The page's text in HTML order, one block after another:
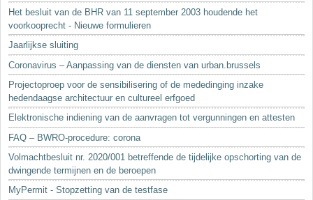
Het besluit van de BHR van 11 september 2003 houdende het
voorkooprecht - Nieuwe formulieren
Jaarlijkse sluiting
Coronavirus – Aanpassing van de diensten van urban.brussels
Projectoproep voor de sensibilisering of de mededinging inzake
hedendaagse architectuur en cultureel erfgoed
Elektronische indiening van de aanvragen tot vergunningen en attesten
FAQ – BWRO-procedure: corona
Volmachtbesluit nr. 2020/001 betreffende de tijdelijke opschorting van de
dwingende termijnen en de beroepen
MyPermit - Stopzetting van de testfase